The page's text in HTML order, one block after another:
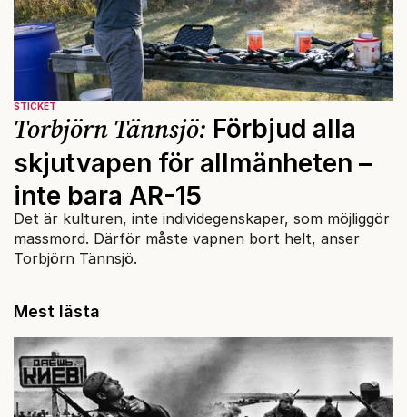
STICKET
Torbjörn Tännsjö: Förbjud alla
skjutvapen för allmänheten –
inte bara AR-15
Det är kulturen, inte individegenskaper, som möjliggör
massmord. Därför måste vapnen bort helt, anser
Torbjörn Tännsjö.
Mest lästa